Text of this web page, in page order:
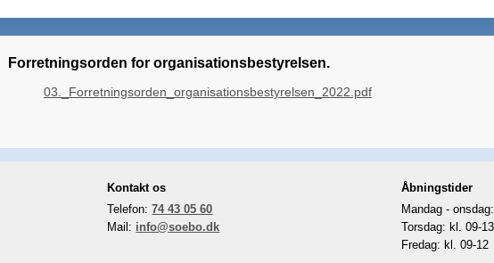
Forretningsorden for organisationsbestyrelsen.
03._Forretningsorden_organisationsbestyrelsen_2022.pdf
Kontakt os
Telefon:74 43 05 60
Mail: info@soebo.dk
Åbningstider
Mandag -
Torsdag: kl. 09-
Fredag: kl. 09-12